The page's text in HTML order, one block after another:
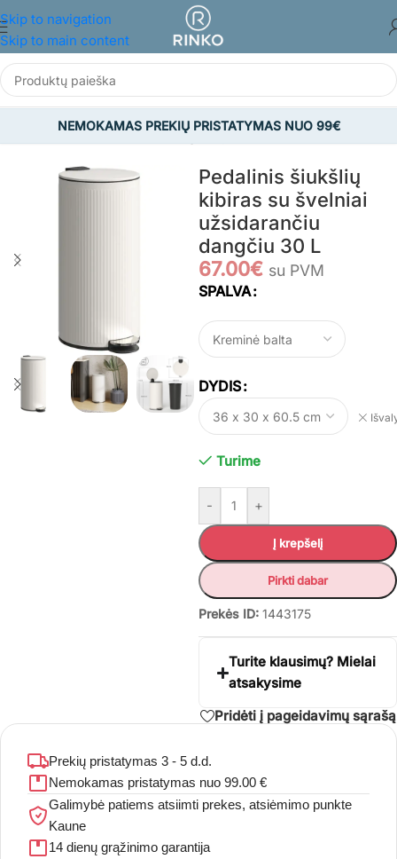
Skip to navigation
Skip to main content
NEMOKAMAS PREKIŲ PRISTATYMAS NUO 99€
BALDAI/Virtuvės ir valgomojo baldai/ Šiukšliadėžės
Pedalinis šiukšlių
kibiras su švelniai
užsidarančiu
dangčiu 30 L
67.00€ su PVM
SPALVA
DYDIS
Turime
- +
Į krepšelį
Pirkti dabar
Prekės ID: 1443175
Turite klausimų? Mielai
atsakysime
Pridėti į pageidavimų sąrašą
Prekių pristatymas 3 - 5 d.d.
Nemokamas pristatymas nuo 99.00 €
Galimybė patiems atsiimti prekes, atsiėmimo punkte
Kaune
14 dienų grąžinimo garantija